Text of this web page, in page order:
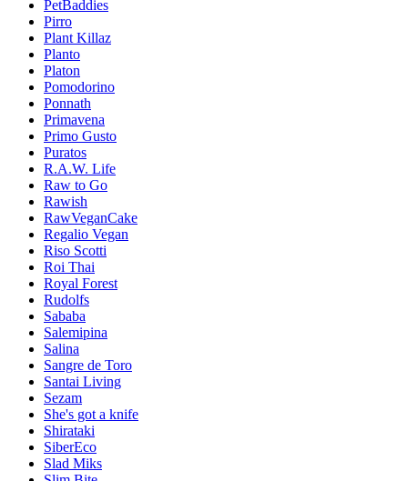
PetBaddies
Pirro
Plant Killaz
Planto
Platon
Pomodorino
Ponnath
Primavena
Primo Gusto
Puratos
R.A.W. Life
Raw to Go
Rawish
RawVeganCake
Regalio Vegan
Riso Scotti
Roi Thai
Royal Forest
Rudolfs
Sababa
Salemipina
Salina
Sangre de Toro
Santai Living
Sezam
She's got a knife
Shirataki
SiberEco
Slad Miks